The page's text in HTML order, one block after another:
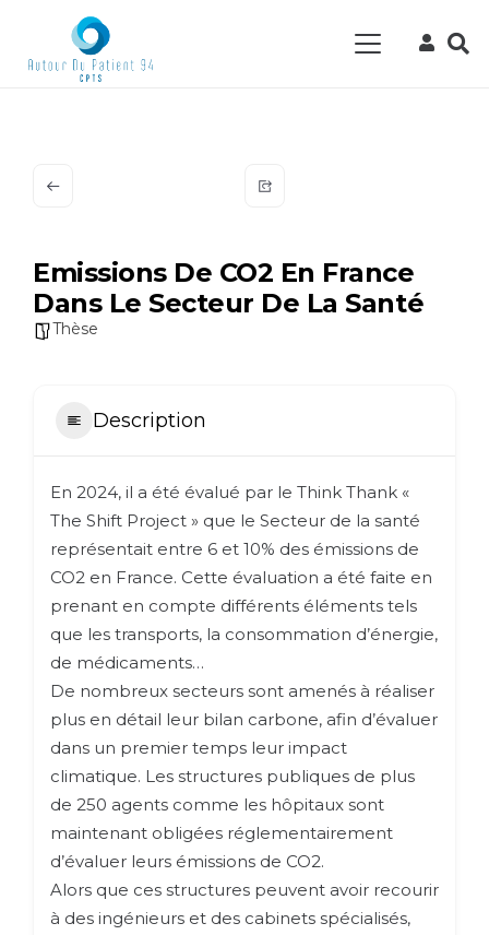
Emissions De CO2 En France
Dans Le Secteur De La Santé
Thèse
Description
En 2024, il a été évalué par le Think Thank «
The Shift Project » que le Secteur de la santé
représentait entre 6 et 10% des émissions de
CO2 en France. Cette évaluation a été faite en
prenant en compte différents éléments tels
que les transports, la consommation d’énergie,
de médicaments…
De nombreux secteurs sont amenés à réaliser
plus en détail leur bilan carbone, afin d’évaluer
dans un premier temps leur impact
climatique. Les structures publiques de plus
de 250 agents comme les hôpitaux sont
maintenant obligées réglementairement
d’évaluer leurs émissions de CO2.
Alors que ces structures peuvent avoir recourir
à des ingénieurs et des cabinets spécialisés,